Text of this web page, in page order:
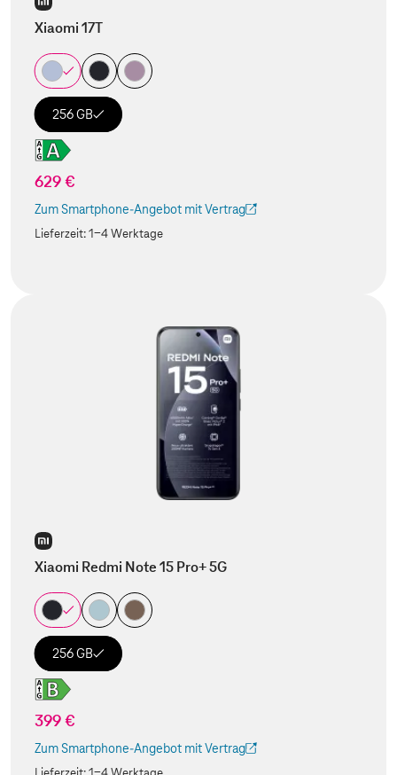
Xiaomi 17T
256 GB
629 €
Zum Smartphone-Angebot mit Vertrag
(Der Link wird in einem neuen Tab geöffnet)
Lieferzeit:1-4 Werktage
Xiaomi Redmi Note 15 Pro+ 5G
256 GB
399 €
Zum Smartphone-Angebot mit Vertrag
(Der Link wird in einem neuen Tab geöffnet)